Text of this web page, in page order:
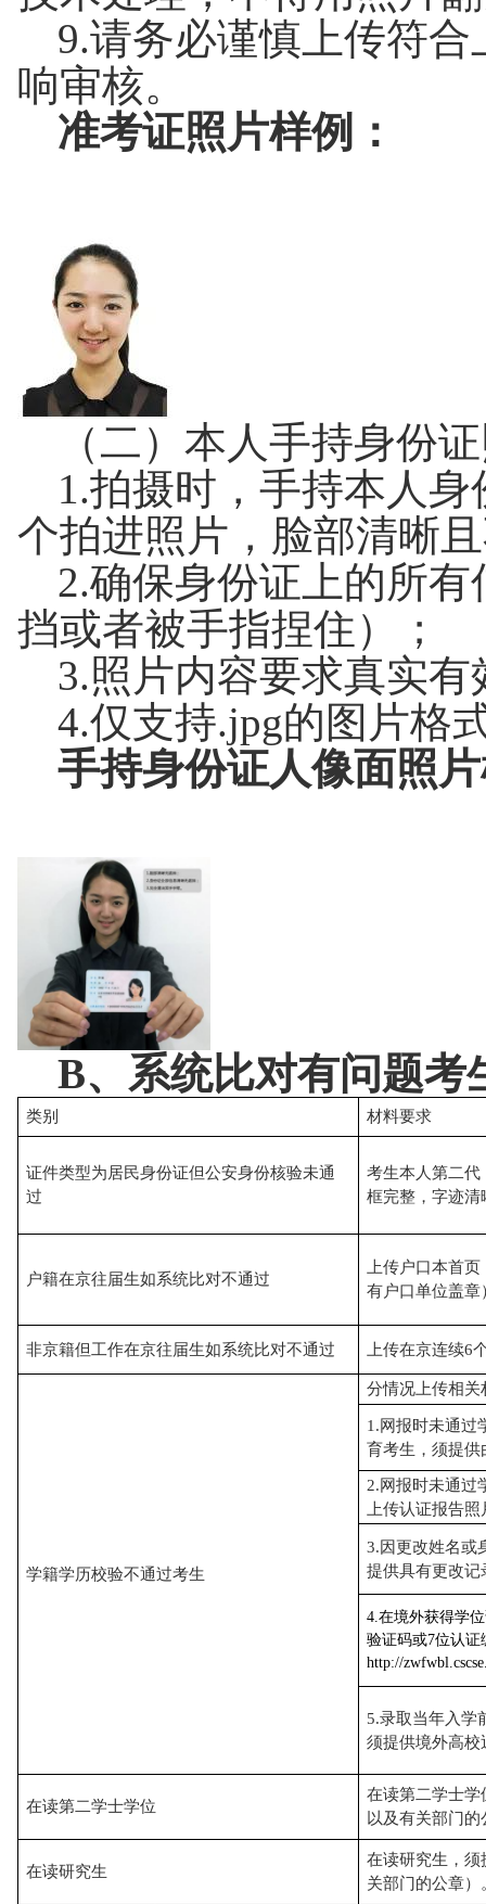
9.请务必谨慎上传符
响审核。
准考证照片样例：
（二）本人手持身份
1.拍摄时，手持本人
个拍进照片，脸部清晰
2.确保身份证上的所
挡或者被手指捏住）；
3.照片内容要求真实
4.仅支持.jpg的图片格
手持身份证人像面照
B、系统比对有问题考
类别 材料要求
证件类型为居民身份证但公安身份核验未通
过
考生本人第二代
框完整，字迹清
户籍在京往届生如系统比对不通过
上传户口本首
有户口单位盖章
非京籍但工作在京往届生如系统比对不通过 上传在京连续6
学籍学历校验不通过考生
分情况上传相关
1.网报时未通过
育考生，须提供
2.网报时未通过
上传认证报告照
3.因更改姓名或
提供具有更改记
4.在境外获得学
验证码或7位认证
http://
5.录取当年入学
须提供境外高校
在读第二学士学位
在读第二学士学
以及有关部门的
在读研究生
在读研究生，须
关部门的公章）